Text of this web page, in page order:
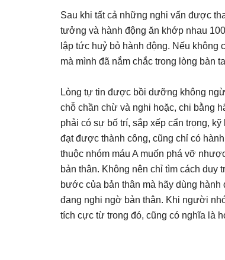
Sau khi tất cả những nghi vấn được
tưởng và hành động ăn khớp nhau
lập tức huỷ bỏ hành động. Nếu
mà mình đã nắm chắc trong lòng bàn
Lòng tự tin được bồi dưỡng không
chỗ chần chừ và nghi hoặc, chi bằng
phải có sự bố trí, sắp xếp cẩn trọng,
đạt được thành công, cũng chỉ có
thuộc nhóm máu A muốn phá vỡ
bản thân. Không nên chỉ tìm cách duy
bước của bản thân mà hãy dùng
đang nghi ngờ bản thân. Khi người
tích cực từ trong đó, cũng có nghĩa là